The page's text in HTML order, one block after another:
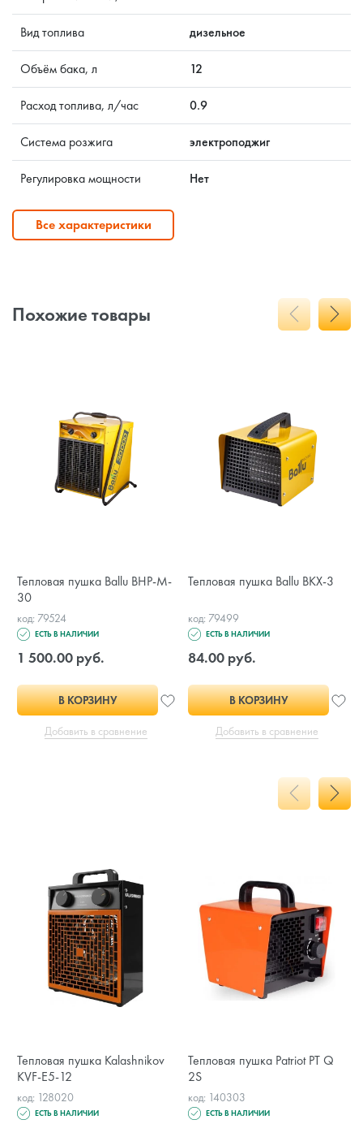
Вид топлива дизельное
Объём бака, л 12
Расход топлива, л/час 0.9
Система розжига электроподжиг
Регулировка мощности Нет
Все характеристики
Похожие товары
Тепловая пушка Ballu BHP-M-
30
код: 79524
ЕСТЬ В НАЛИЧИИ
1 500.00 руб.
В КОРЗИНУ
Добавить в сравнение
Тепловая пушка Ballu BKX-3
код: 79499
ЕСТЬ В НАЛИЧИИ
84.00 руб.
В КОРЗИНУ
Добавить в сравнение
Тепловая пушка Kalashnikov
KVF-E5-12
код: 128020
ЕСТЬ В НАЛИЧИИ
Тепловая пушка Patriot PT Q
2S
код: 140303
ЕСТЬ В НАЛИЧИИ